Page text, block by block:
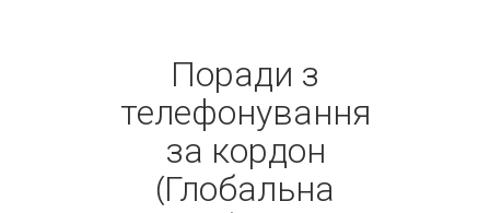
Поради з
телефонування
за кордон
(Глобальна